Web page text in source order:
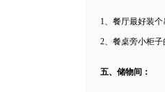
1、餐厅最好装
2、餐桌旁小柜
五、储物间：